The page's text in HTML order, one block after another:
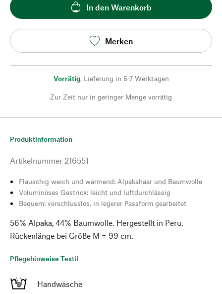
In den Warenkorb
Merken
Vorrätig, Lieferung in 6-7 Werktagen
Zur Zeit nur in geringer Menge vorrätig
Produktinformation
Artikelnummer 216551
Flauschig weich und wärmend: Alpakahaar und Baumwolle
Voluminöses Gestrick: leicht und luftdurchlässig
Bequem: verschlusslos, in legerer Passform gearbeitet
56% Alpaka, 44% Baumwolle. Hergestellt in Peru.
Rückenlänge bei Größe M = 99 cm.
Pflegehinweise Textil
Handwäsche